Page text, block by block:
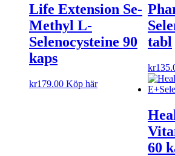
Life Extension Se-
Methyl L-
Selenocysteine 90
kaps
kr179.00 Köp här
tabl
kr
60